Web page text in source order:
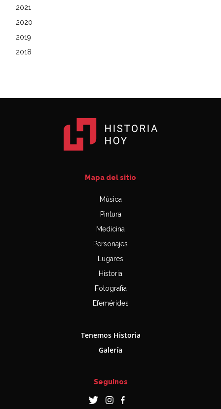
2021
2020
2019
2018
Mapa del sitio
Música
Pintura
Medicina
Personajes
Lugares
Historia
Fotografía
Efemérides
Tenemos Historia
Galería
Seguinos